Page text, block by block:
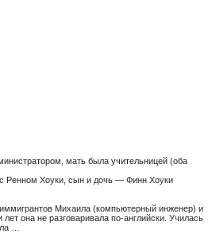
мать была учительницей (оба
Ренном Хоуки, сын и дочь — Финн Хоуки
Михаила (компьютерный инженер) и
она не разговаривала по-английски. Училась
…